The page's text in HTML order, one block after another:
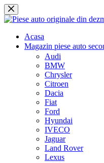
Sari
la
Acasa
Magazin piese auto
Audi
BMW
Chrysler
Citroen
Dacia
Fiat
Ford
Hyundai
IVECO
Jaguar
Land Rover
Lexus